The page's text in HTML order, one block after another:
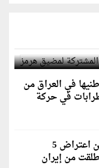
المشتركة
في العراق من
في حركة
الجيش الأردني يعلن اعتراض 5
من إيران